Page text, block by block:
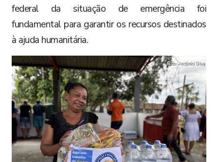
federal da situação de emergência foi
fundamental para garantir os recursos destinados
à ajuda humanitária.
Foto: Antônio Silva